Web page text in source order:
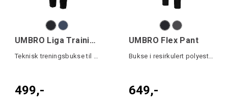
UMBRO Liga Training Pant jr
Teknisk treningsbukse til junior
499,-
UMBRO Flex Pant
Bukse i resirkulert polyester
649,-